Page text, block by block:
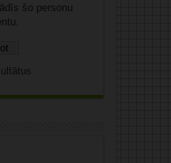
šo personu